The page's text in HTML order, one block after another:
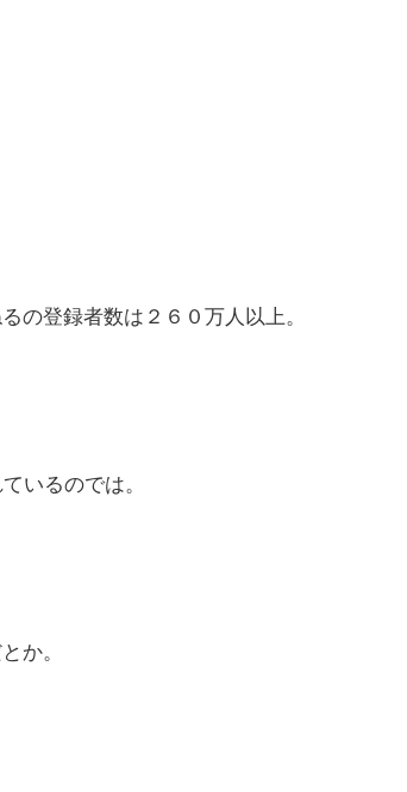
の登録者数は２６０万人以上。
いるのでは。
か。